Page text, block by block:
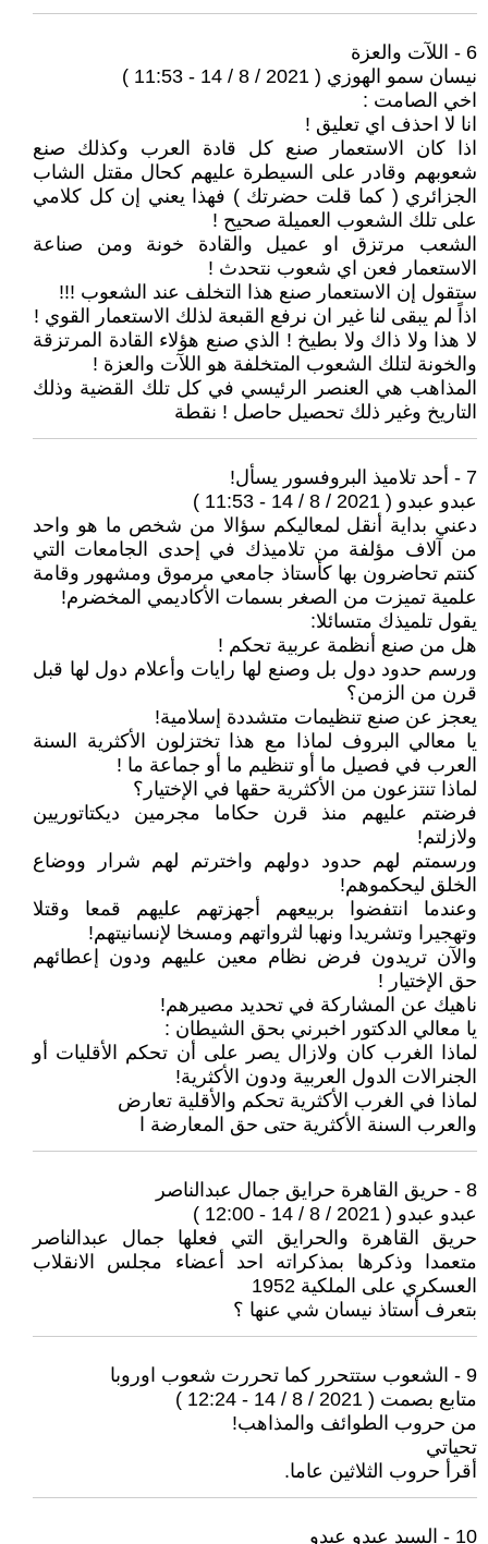
6 - اللآت والعزة
نيسان سمو الهوزي ( 2021 / 8 / 14 - 11:53 )
اخي الصامت :
انا لا احذف اي تعليق !
اذا كان الاستعمار صنع كل قادة العرب وكذلك صنع
شعوبهم وقادر على السيطرة عليهم كحال مقتل الشاب
الجزائري ( كما قلت حضرتك ) فهذا يعني إن كل كلامي
على تلك الشعوب العميلة صحيح !
الشعب مرتزق او عميل والقادة خونة ومن صناعة
الاستعمار فعن اي شعوب نتحدث !
ستقول إن الاستعمار صنع هذا التخلف عند الشعوب !!!
اذاً لم يبقى لنا غير ان نرفع القبعة لذلك الاستعمار القوي !
لا هذا ولا ذاك ولا بطيخ ! الذي صنع هؤلاء القادة المرتزقة
والخونة لتلك الشعوب المتخلفة هو اللآت والعزة !
المذاهب هي العنصر الرئيسي في كل تلك القضية وذلك
التاريخ وغير ذلك تحصيل حاصل ! نقطة
7 - أحد تلاميذ البروفسور يسأل!
عبدو عبدو ( 2021 / 8 / 14 - 11:53 )
دعني بداية أنقل لمعاليكم سؤالا من شخص ما هو واحد
من آلاف مؤلفة من تلاميذك في إحدى الجامعات التي
كنتم تحاضرون بها كأستاذ جامعي مرموق ومشهور وقامة
علمية تميزت من الصغر بسمات الأكاديمي المخضرم!
يقول تلميذك متسائلا:
هل من صنع أنظمة عربية تحكم !
ورسم حدود دول بل وصنع لها رايات وأعلام دول لها قبل
قرن من الزمن؟
يعجز عن صنع تنظيمات متشددة إسلامية!
يا معالي البروف لماذا مع هذا تختزلون الأكثرية السنة
العرب في فصيل ما أو تنظيم ما أو جماعة ما !
لماذا تنتزعون من الأكثرية حقها في الإختيار؟
فرضتم عليهم منذ قرن حكاما مجرمين ديكتاتوريين
ولازلتم!
ورسمتم لهم حدود دولهم واخترتم لهم شرار ووضاع
الخلق ليحكموهم!
وعندما انتفضوا بربيعهم أجهزتهم عليهم قمعا وقتلا
وتهجيرا وتشريدا ونهبا لثرواتهم ومسخا لإنسانيتهم!
والآن تريدون فرض نظام معين عليهم ودون إعطائهم
حق الإختيار !
ناهيك عن المشاركة في تحديد مصيرهم!
يا معالي الدكتور اخبرني بحق الشيطان :
لماذا الغرب كان ولازال يصر على أن تحكم الأقليات أو
الجنرالات الدول العربية ودون الأكثرية!
لماذا في الغرب الأكثرية تحكم والأقلية تعارض
والعرب السنة الأكثرية حتى حق المعارضة ا
8 - حريق القاهرة حرايق جمال عبدالناصر
عبدو عبدو ( 2021 / 8 / 14 - 12:00 )
حريق القاهرة والحرايق التي فعلها جمال عبدالناصر
متعمدا وذكرها بمذكراته احد أعضاء مجلس الانقلاب
العسكري على الملكية 1952
بتعرف أستاذ نيسان شي عنها ؟
9 - الشعوب ستتحرر كما تحررت شعوب اوروبا
متابع بصمت ( 2021 / 8 / 14 - 12:24 )
من حروب الطوائف والمذاهب!
تحياتي
أقرأ حروب الثلاثين عاما.
10 - السيد عبدو عبدو